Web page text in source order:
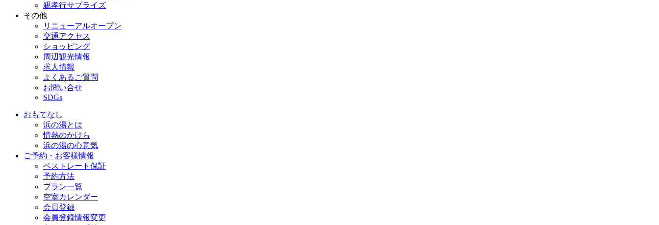
親孝行サプライズ
その他
リニューアルオープン
交通アクセス
ショッピング
周辺観光情報
求人情報
よくあるご質問
お問い合せ
SDGs
おもてなし
浜の湯とは
情熱のかけら
浜の湯の心意気
ご予約・お客様情報
ベストレート保証
予約方法
プラン一覧
空室カレンダー
会員登録
会員登録情報変更